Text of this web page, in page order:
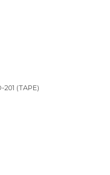
201 (TAPE)